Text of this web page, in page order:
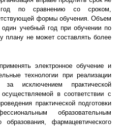
по сравнению со сроком,
формы обучения. Объем
учебный год при обучении по
плану не может составлять более
электронное обучение и
технологии при реализации
за исключением практической
в соответствии с
практической подготовки
образовательным
образования, фармацевтического